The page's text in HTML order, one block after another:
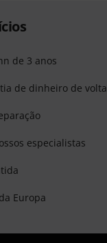
de 3 anos
de dinheiro de volta
especialistas
Europa